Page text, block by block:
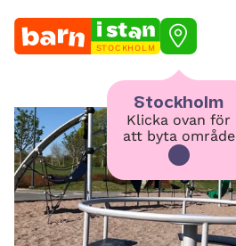
STOCKHOLM
Stockholm
Klicka ovan för
att byta område